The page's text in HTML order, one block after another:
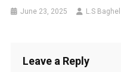
June 23, 2025 L.S Baghel
Leave a Reply